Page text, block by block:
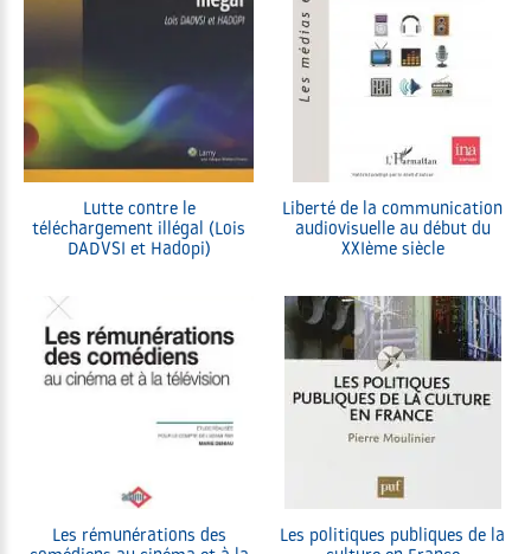
Lutte contre le
téléchargement illégal (Lois
DADVSI et Hadopi)
Liberté de la communication
audiovisuelle au début du
XXIème siècle
Les rémunérations des
Les politiques publiques de la